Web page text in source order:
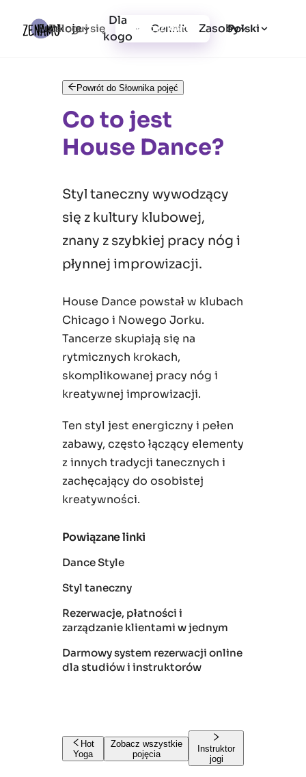
Funkcje
Dla
kogo
Cennik Zasoby
Zaloguj się Utwórz konto Polski
Powrót do Słownika pojęć
Co to jest
House Dance?
Styl taneczny wywodzący
się z kultury klubowej,
znany z szybkiej pracy nóg i
płynnej improwizacji.
House Dance powstał w klubach
Chicago i Nowego Jorku.
Tancerze skupiają się na
rytmicznych krokach,
skomplikowanej pracy nóg i
kreatywnej improwizacji.
Ten styl jest energiczny i pełen
zabawy, często łączący elementy
z innych tradycji tanecznych i
zachęcający do osobistej
kreatywności.
Powiązane linki
Dance Style
Styl taneczny
Rezerwacje, płatności i
zarządzanie klientami w jednym
Darmowy system rezerwacji online
dla studiów i instruktorów
Hot
Yoga
Zobacz wszystkie
pojęcia
Instruktor
jogi